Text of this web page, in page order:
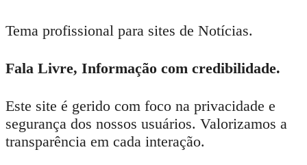
Tema profissional para sites de Notícias.
Fala Livre, Informação com credibilidade.
Este site é gerido com foco na privacidade e
segurança dos nossos usuários. Valorizamos a
transparência em cada interação.